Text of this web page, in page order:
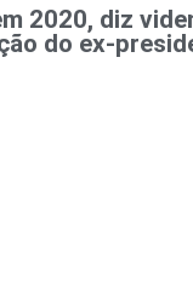
2020, diz
do ex-